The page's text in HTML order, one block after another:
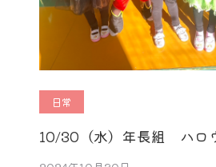
日常
10/30（水）年長組 ハロ